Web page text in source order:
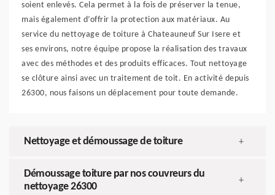
soient enlevés. Cela permet à la fois de préserver la tenue,
mais également d’offrir la protection aux matériaux. Au
service du nettoyage de toiture à Chateauneuf Sur Isere et
ses environs, notre équipe propose la réalisation des travaux
avec des méthodes et des produits efficaces. Tout nettoyage
se clôture ainsi avec un traitement de toit. En activité depuis
26300, nous faisons un déplacement pour toute demande.
Nettoyage et démoussage de toiture +
Démoussage toiture par nos couvreurs du
nettoyage 26300
+